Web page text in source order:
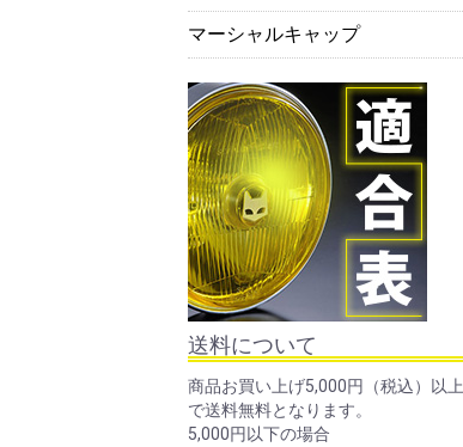
マーシャルキャップ
送料について
商品お買い上げ5,000円（税込）以上
で送料無料となります。
5,000円以下の場合